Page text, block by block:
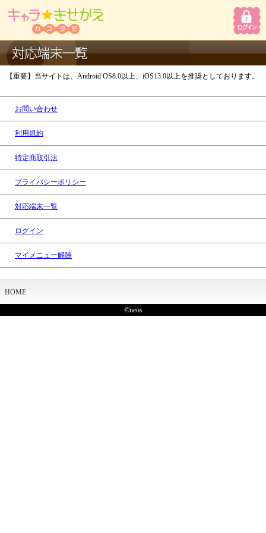
【重要】当サイトは、Android OS8.0以上、iOS13.0以上を推奨としております。
お問い合わせ
利用規約
特定商取引法
プライバシーポリシー
対応端末一覧
ログイン
マイメニュー解除
HOME
©neos